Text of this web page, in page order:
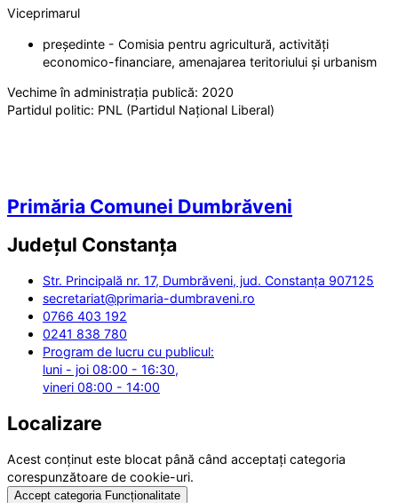
Viceprimarul
președinte - Comisia pentru agricultură, activități
economico-financiare, amenajarea teritoriului și urbanism
Vechime în administrația publică: 2020
Partidul politic: PNL (Partidul Național Liberal)
Primăria Comunei Dumbrăveni
Județul Constanța
Str. Principală nr. 17, Dumbrăveni, jud. Constanța 907125
secretariat@primaria-dumbraveni.ro
0766 403 192
0241 838 780
Program de lucru cu publicul:
luni - joi 08:00 - 16:30,
vineri 08:00 - 14:00
Localizare
Acest conținut este blocat până când acceptați categoria
corespunzătoare de cookie-uri.
Accept categoria Funcționalitate